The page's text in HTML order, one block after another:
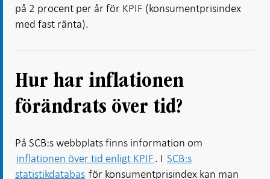
på 2 procent per år för KPIF (konsumentprisindex
med fast ränta).
Hur har inflationen
förändrats över tid?
På SCB:s webbplats finns information om
inflationen över tid enligt KPIF. I SCB:s
statistikdatabas för konsumentprisindex kan man